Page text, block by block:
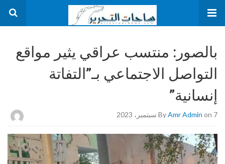
بالصور: منتسب عراقي يثير مواقع
التواصل الاجتماعي بـ”التفاتة
إنسانية”
ByAmr Admin on 7 سبتمبر، 2023